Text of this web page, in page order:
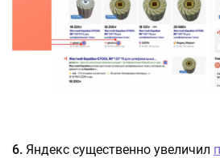
6. Яндекс существенно увеличил